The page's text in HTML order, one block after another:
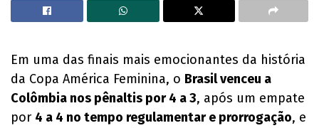
Em uma das finais mais emocionantes da história
da Copa América Feminina, o Brasil venceu a
Colômbia nos pênaltis por 4 a 3, após um empate
por 4 a 4 no tempo regulamentar e prorrogação, e